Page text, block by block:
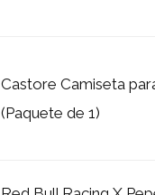
Castore Camiseta
(Paquete de 1)